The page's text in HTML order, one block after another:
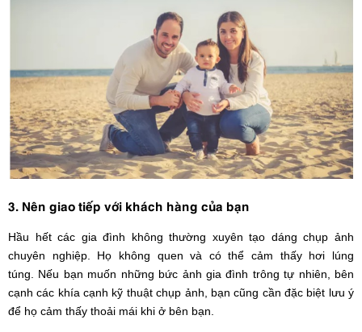
3. Nên giao tiếp với khách hàng của bạn
Hầu hết các gia đình không thường xuyên tạo dáng chụp ảnh
chuyên nghiệp. Họ không quen và có thể cảm thấy hơi lúng
túng. Nếu bạn muốn những bức ảnh gia đình trông tự nhiên, bên
cạnh các khía cạnh kỹ thuật chụp ảnh, bạn cũng cần đặc biệt lưu ý
để họ cảm thấy thoải mái khi ở bên bạn.